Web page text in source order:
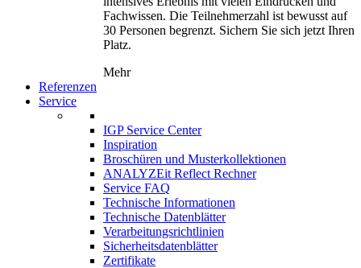
Fachwissen. Die Teilnehmerzahl ist bewusst auf
30 Personen begrenzt. Sichern Sie sich jetzt Ihren
Platz.
Mehr
Referenzen
Service
IGP Service Center
Inspiration
Broschüren und Musterkollektionen
ANALYZEit Reflect Rechner
Service FAQ
Technische Informationen
Technische Datenblätter
Verarbeitungsrichtlinien
Sicherheitsdatenblätter
Zertifikate